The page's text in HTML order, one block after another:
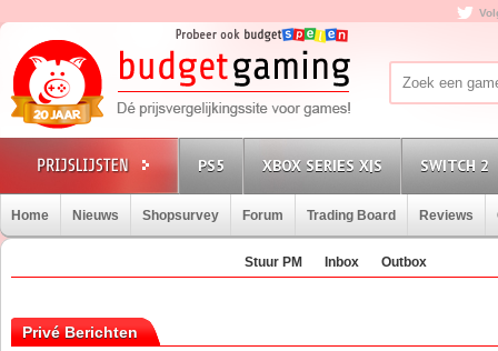
PS5 XBOX SERIES X|S SWITCH 2
Home Nieuws Shopsurvey Forum Trading Board Reviews
Stuur PM Inbox Outbox
Privé Berichten